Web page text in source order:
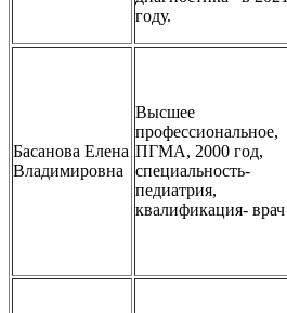
году.
Басанова Елена
Владимировна
Высшее
профессиональное,
ПГМА, 2000 год,
специальность-
педиатрия,
квалификация- врач